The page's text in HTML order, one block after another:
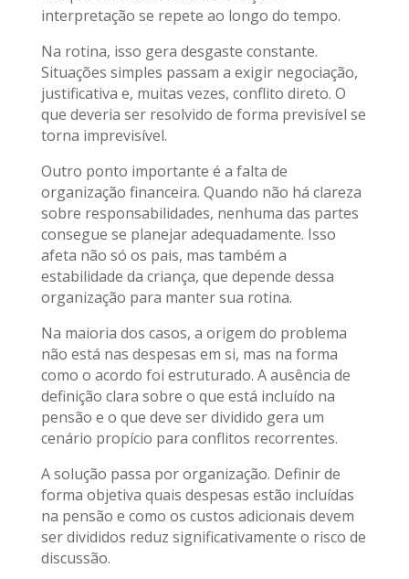
interpretação se repete ao longo do tempo.
Na rotina, isso gera desgaste constante.
Situações simples passam a exigir negociação,
justificativa e, muitas vezes, conflito direto. O
que deveria ser resolvido de forma previsível se
torna imprevisível.
Outro ponto importante é a falta de
organização financeira. Quando não há clareza
sobre responsabilidades, nenhuma das partes
consegue se planejar adequadamente. Isso
afeta não só os pais, mas também a
estabilidade da criança, que depende dessa
organização para manter sua rotina.
Na maioria dos casos, a origem do problema
não está nas despesas em si, mas na forma
como o acordo foi estruturado. A ausência de
definição clara sobre o que está incluído na
pensão e o que deve ser dividido gera um
cenário propício para conflitos recorrentes.
A solução passa por organização. Definir de
forma objetiva quais despesas estão incluídas
na pensão e como os custos adicionais devem
ser divididos reduz significativamente o risco de
discussão.